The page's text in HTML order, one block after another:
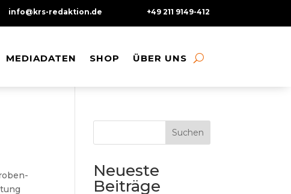
info@krs-redaktion.de +49 211 9149-412
MEDIADATEN SHOP ÜBER UNS
MEDIADATEN SHOP ÜBER UNS
Suchen
Neueste
Beiträge